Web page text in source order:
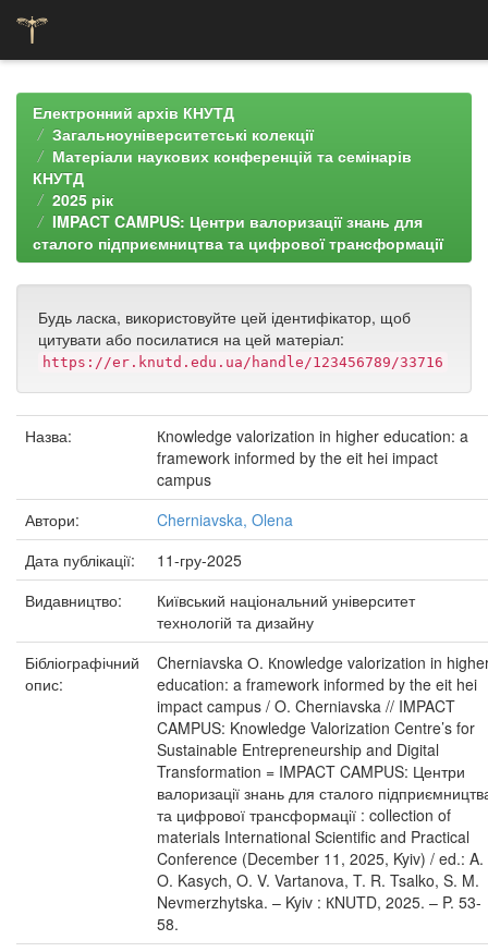
navigationЕлектронний архів КНУТД
Загальноуніверситетські колекції
Матеріали наукових конференцій та семінарів
КНУТД
2025 рік
IMPACT CAMPUS: Центри валоризації знань для
сталого підприємництва та цифрової трансформації
Будь ласка, використовуйте цей ідентифікатор, щоб
цитувати або посилатися на цей матеріал:
https://er.knutd.edu.ua/handle/123456789/33716
Назва:
Кnowledge valorization in higher education: a
framework informed by the eit hei impact
campus
Автори:
Cherniavska, Olena
Дата публікації:
11-гру-2025
Видавництво:
Київський національний університет
технологій та дизайну
Бібліографічний
опис:
Cherniavska О. Кnowledge valorization in
education: a framework informed by the eit hei
impact campus / O. Cherniavska // IMPACT
CAMPUS: Knowledge Valorization Centre’s for
Sustainable Entrepreneurship and Digital
Transformation = IMPACT CAMPUS: Центри
валоризації знань для сталого
та цифрової трансформації : collection of
materials International Scientific and Practical
Conference (December 11, 2025, Kyiv) / ed.: A.
O. Kasych, O. V. Vartanova, T. R. Tsalko, S. M.
Nevmerzhytska. – Kyiv : КNUTD, 2025. – P. 53-
58.